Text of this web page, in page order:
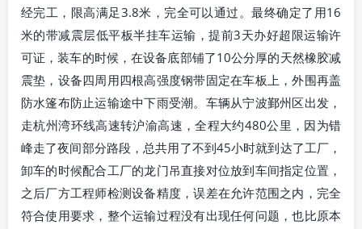
经完工，限高满足3.8米，完全可以通过。最终确定了用16
米的带减震层低平板半挂车运输，提前3天办好超限运输许
可证，装车的时候，在设备底部铺了10公分厚的天然橡胶减
震垫，设备四周用四根高强度钢带固定在车板上，外围再盖
防水篷布防止运输途中下雨受潮。车辆从宁波鄞州区出发，
走杭州湾环线高速转沪渝高速，全程大约480公里，因为错
峰走了夜间部分路段，总共用了不到45小时就到达了工厂，
卸车的时候配合工厂的龙门吊直接对位放到车间指定位置，
之后厂方工程师检测设备精度，误差在允许范围之内，完全
符合使用要求，整个运输过程没有出现任何问题，也比原本